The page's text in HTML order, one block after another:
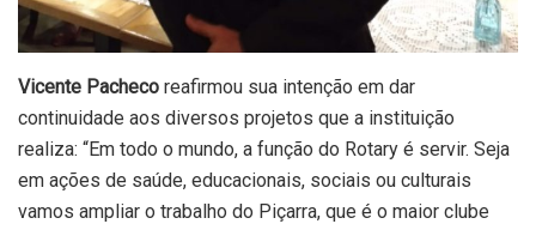
Vicente Pacheco reafirmou sua intenção em dar
continuidade aos diversos projetos que a instituição
realiza: “Em todo o mundo, a função do Rotary é servir. Seja
em ações de saúde, educacionais, sociais ou culturais
vamos ampliar o trabalho do Piçarra, que é o maior clube